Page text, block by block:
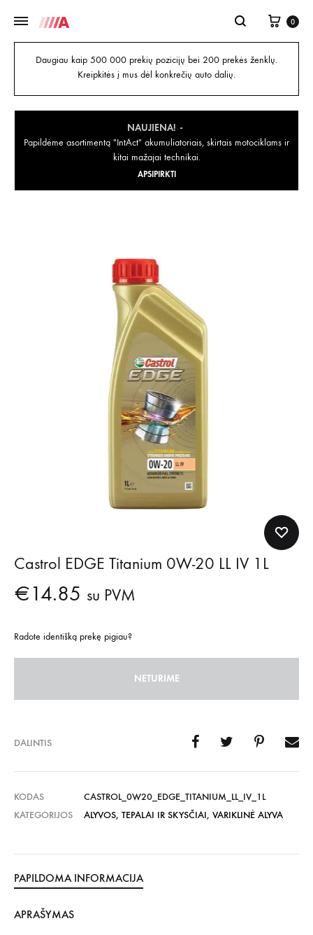
0
Daugiau kaip 500 000 prekių pozicijų bei 200 prekės ženklų.
Kreipkitės į mus dėl konkrečių auto dalių.
NAUJIENA!
Papildėme asortimentą "IntAct" akumuliatoriais, skirtais motociklams ir
kitai mažajai technikai.
APSIPIRKTI
Castrol EDGE Titanium 0W-20 LL IV 1L
€14.85 su PVM
Radote identišką prekę pigiau?
NETURIME
DALINTIS
KODAS
CASTROL_0W20_EDGE_TITANIUM_LL_IV_1L
KATEGORIJOS
ALYVOS, TEPALAI IR SKYSČIAI, VARIKLINĖ ALYVA
PAPILDOMA INFORMACIJA
APRAŠYMAS